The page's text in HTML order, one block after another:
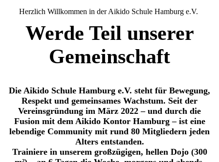
Herzlich Willkommen in der Aikido Schule Hamburg e.V.
Werde Teil unserer
Gemeinschaft
Die Aikido Schule Hamburg e.V. steht für Bewegung,
Respekt und gemeinsames Wachstum. Seit der
Vereinsgründung im März 2022 – und durch die
Fusion mit dem Aikido Kontor Hamburg – ist eine
lebendige Community mit rund 80 Mitgliedern jeden
Alters entstanden.
Trainiere in unserem großzügigen, hellen Dojo (300